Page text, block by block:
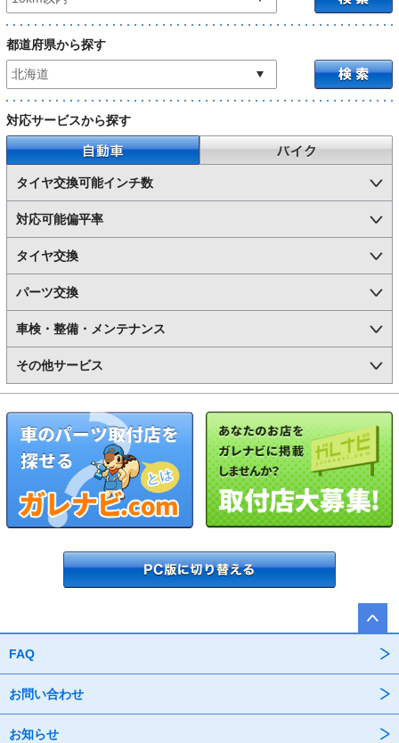
都道府県から探す
対応サービスから探す
自動車
タイヤ交換可能インチ数
対応可能偏平率
タイヤ交換
パーツ交換
車検・整備・メンテナンス
その他サービス
FAQ
お問い合わせ
お知らせ